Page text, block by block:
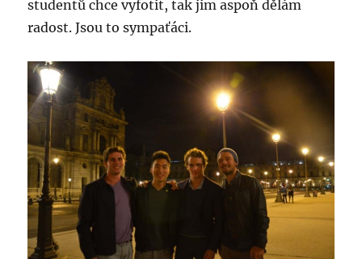
studentů chce vyfotit, tak jim aspoň dělám
radost. Jsou to sympaťáci.